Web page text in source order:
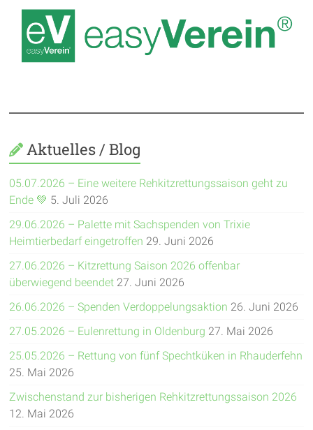
Aktuelles / Blog
05.07.2026 – Eine weitere Rehkitzrettungssaison geht zu
Ende 💚 5. Juli 2026
29.06.2026 – Palette mit Sachspenden von Trixie
Heimtierbedarf eingetroffen 29. Juni 2026
27.06.2026 – Kitzrettung Saison 2026 offenbar
überwiegend beendet 27. Juni 2026
26.06.2026 – Spenden Verdoppelungsaktion 26. Juni 2026
27.05.2026 – Eulenrettung in Oldenburg 27. Mai 2026
25.05.2026 – Rettung von fünf Spechtküken in Rhauderfehn
25. Mai 2026
Zwischenstand zur bisherigen Rehkitzrettungssaison 2026
12. Mai 2026